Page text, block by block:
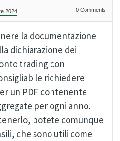
2024 0 Comments
la documentazione
dichiarazione dei
trading con
richiedere
un PDF contenente
per ogni anno.
potete comunque
che sono utili come